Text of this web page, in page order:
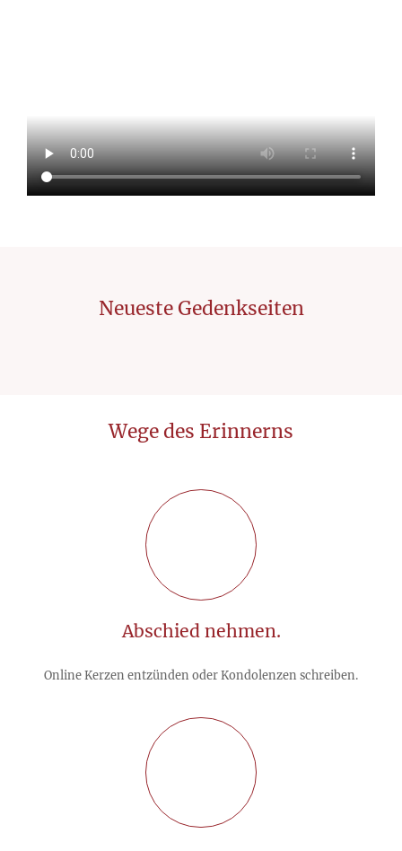
Neueste Gedenkseiten
Wege des Erinnerns
Abschied nehmen.
Online Kerzen entzünden oder Kondolenzen schreiben.